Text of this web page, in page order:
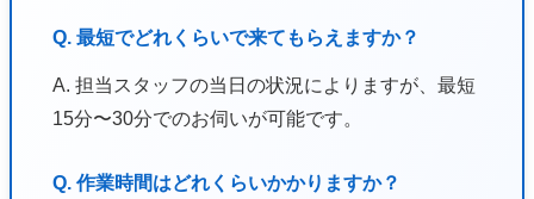
Q. 最短でどれくらいで来てもらえますか？
A. 担当スタッフの当日の状況によりますが、最短
15分〜30分でのお伺いが可能です。
Q. 作業時間はどれくらいかかりますか？